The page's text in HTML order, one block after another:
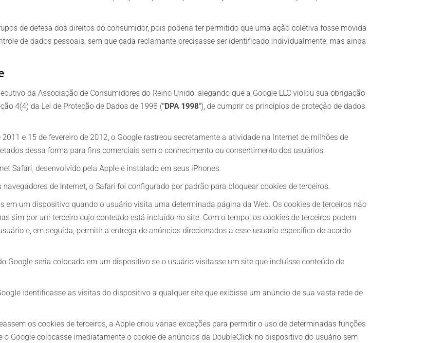
de defesa dos direitos do consumidor, pois poderia ter permitido que uma ação coletiva fosse movida
de dados pessoais, sem que cada reclamante precisasse ser identificado individualmente, mas ainda
da Associação de Consumidores do Reino Unido, alegando que a Google LLC violou sua obrigação
4(4) da Lei de Proteção de Dados de 1998 ("DPA 1998"), de cumprir os princípios de proteção de dados
e 15 de fevereiro de 2012, o Google rastreou secretamente a atividade na Internet de milhões de
dessa forma para fins comerciais sem o conhecimento ou consentimento dos usuários.
Safari, desenvolvido pela Apple e instalado em seus iPhones.
de Internet, o Safari foi configurado por padrão para bloquear cookies de terceiros.
em um dispositivo quando o usuário visita uma determinada página da Web. Os cookies de terceiros não
sim por um terceiro cujo conteúdo está incluído no site. Com o tempo, os cookies de terceiros podem
e, em seguida, permitir a entrega de anúncios direcionados a esse usuário específico de acordo
Google seria colocado em um dispositivo se o usuário visitasse um site que incluísse conteúdo de
identificasse as visitas do dispositivo a qualquer site que exibisse um anúncio de sua vasta rede de
os cookies de terceiros, a Apple criou várias exceções para permitir o uso de determinadas funções
o Google colocasse imediatamente o cookie de anúncios da DoubleClick no dispositivo do usuário sem